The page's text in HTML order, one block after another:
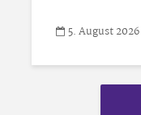
5. August 2026